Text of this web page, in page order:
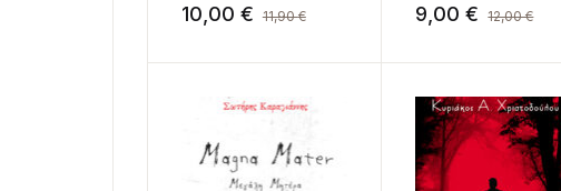
10,00 € 11,90€ 9,00€ 12,00€